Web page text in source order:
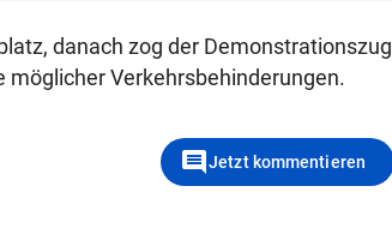
danach zog der Demonstrationszug
Verkehrsbehinderungen.
commentJetzt kommentieren